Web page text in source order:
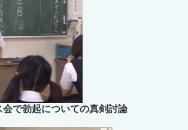
で勃起についての真剣討論